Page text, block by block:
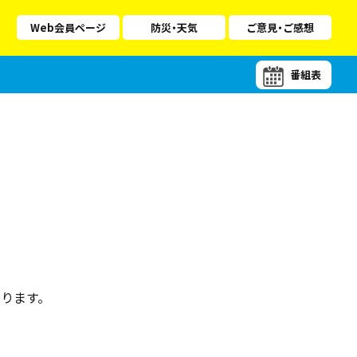
Web会員ページ 防災・天気 ご意見・ご感想
番組表
ます。